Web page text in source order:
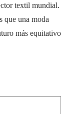
textil mundial.
que una moda
más equitativo